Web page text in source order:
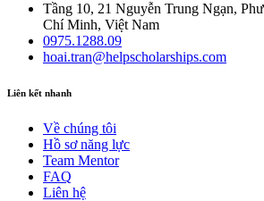
Tầng 10, 21 Nguyễn Trung Ngạn,
Chí Minh, Việt Nam
0975.1288.09
hoai.tran@helpscholarships.com
Liên kết nhanh
Về chúng tôi
Hồ sơ năng lực
Team Mentor
FAQ
Liên hệ